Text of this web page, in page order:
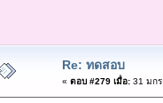
Re: ทดสอบ
« ตอบ #279 เมื่อ:31 มกร